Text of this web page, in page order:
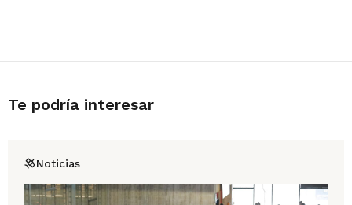
Te podría interesar
Noticias